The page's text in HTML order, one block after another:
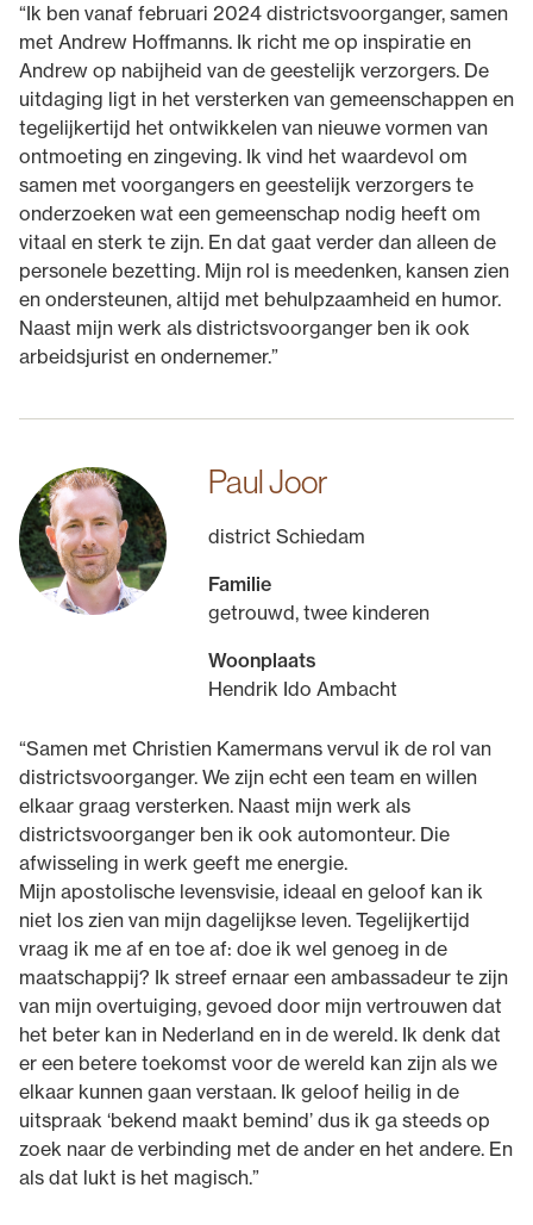
“Ik ben vanaf februari 2024 districtsvoorganger, samen
met Andrew Hoffmanns. Ik richt me op inspiratie en
Andrew op nabijheid van de geestelijk verzorgers. De
uitdaging ligt in het versterken van gemeenschappen en
tegelijkertijd het ontwikkelen van nieuwe vormen van
ontmoeting en zingeving. Ik vind het waardevol om
samen met voorgangers en geestelijk verzorgers te
onderzoeken wat een gemeenschap nodig heeft om
vitaal en sterk te zijn. En dat gaat verder dan alleen de
personele bezetting. Mijn rol is meedenken, kansen zien
en ondersteunen, altijd met behulpzaamheid en humor.
Naast mijn werk als districtsvoorganger ben ik ook
arbeidsjurist en ondernemer.”
Paul Joor
district Schiedam
Familie
getrouwd, twee kinderen
Woonplaats
Hendrik Ido Ambacht
“Samen met Christien Kamermans vervul ik de rol van
districtsvoorganger. We zijn echt een team en willen
elkaar graag versterken. Naast mijn werk als
districtsvoorganger ben ik ook automonteur. Die
afwisseling in werk geeft me energie.
Mijn apostolische levensvisie, ideaal en geloof kan ik
niet los zien van mijn dagelijkse leven. Tegelijkertijd
vraag ik me af en toe af: doe ik wel genoeg in de
maatschappij? Ik streef ernaar een ambassadeur te zijn
van mijn overtuiging, gevoed door mijn vertrouwen dat
het beter kan in Nederland en in de wereld. Ik denk dat
er een betere toekomst voor de wereld kan zijn als we
elkaar kunnen gaan verstaan. Ik geloof heilig in de
uitspraak ‘bekend maakt bemind’ dus ik ga steeds op
zoek naar de verbinding met de ander en het andere. En
als dat lukt is het magisch.”